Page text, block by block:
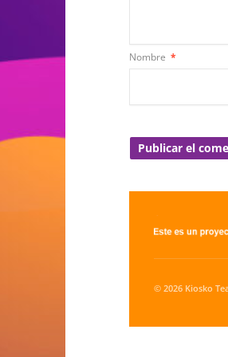
Nombre *
© 2026 Kiosko